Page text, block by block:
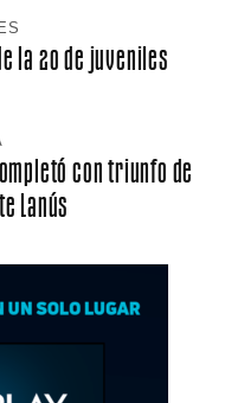
la 20 de juveniles
con triunfo de
Lanús